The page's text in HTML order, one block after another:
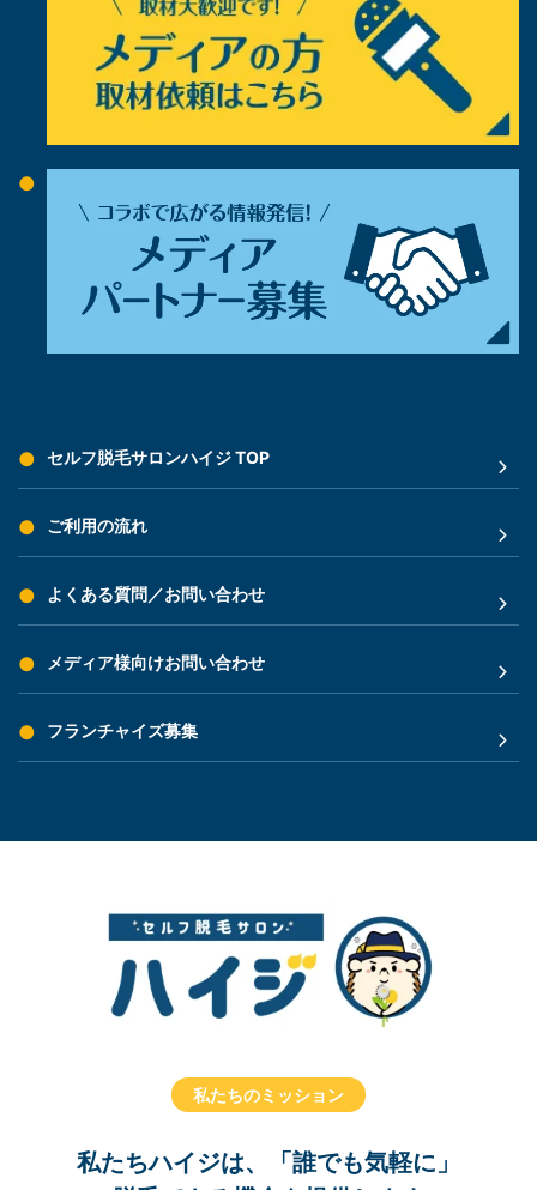
セルフ脱毛サロンハイジ TOP
ご利用の流れ
よくある質問／お問い合わせ
メディア様向けお問い合わせ
フランチャイズ募集
私たちのミッション
私たちハイジは、「誰でも気軽に」